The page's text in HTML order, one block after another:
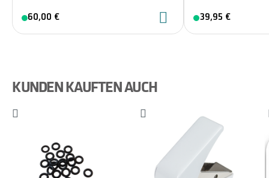
60,00 € 39,95 €
KUNDEN KAUFTEN AUCH